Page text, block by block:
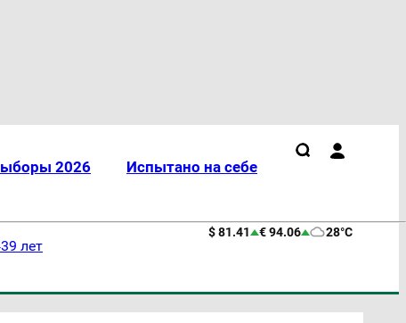
2026 Испытано на себе
лет
$ 81.41 € 94.06 28°C